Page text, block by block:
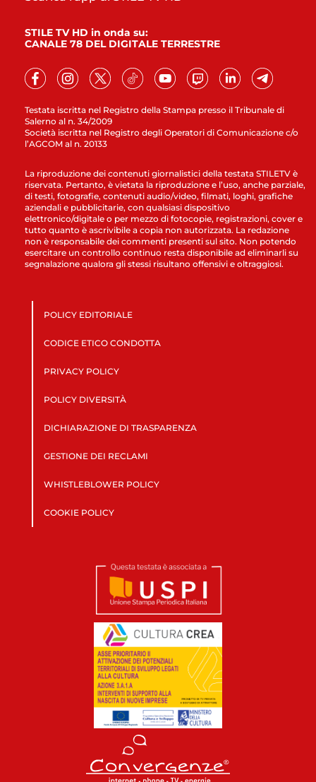
Testata iscritta nel Registro della Stampa presso il Tribunale di
Salerno al n. 34/2009
Società iscritta nel Registro degli Operatori di Comunicazione c/o
l’AGCOM al n. 20133
STILE TV HD in onda su:
CANALE 78 DEL DIGITALE TERRESTRE
La riproduzione dei contenuti giornalistici della testata STILETV è
riservata. Pertanto, è vietata la riproduzione e l’uso, anche parziale,
di testi, fotografie, contenuti audio/video, filmati, loghi, grafiche
aziendali e pubblicitarie, con qualsiasi dispositivo
elettronico/digitale o per mezzo di fotocopie, registrazioni, cover e
tutto quanto è ascrivibile a copia non autorizzata. La redazione
non è responsabile dei commenti presenti sul sito. Non potendo
esercitare un controllo continuo resta disponibile ad eliminarli su
segnalazione qualora gli stessi risultano offensivi e oltraggiosi.
POLICY EDITORIALE
CODICE ETICO CONDOTTA
PRIVACY POLICY
POLICY DIVERSITÀ
DICHIARAZIONE DI TRASPARENZA
GESTIONE DEI RECLAMI
WHISTLEBLOWER POLICY
COOKIE POLICY